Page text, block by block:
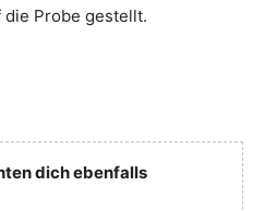
Probe gestellt.
dich ebenfalls